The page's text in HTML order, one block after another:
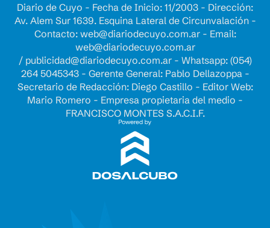
Diario de Cuyo - Fecha de Inicio: 11/2003 - Dirección:
Av. Alem Sur 1639. Esquina Lateral de Circunvalación -
Contacto: web@diariodecuyo.com.ar- Email:
web@diariodecuyo.com.ar
/ publicidad@diariodecuyo.com.ar- Whatsapp: (054)
264 5045343 - Gerente General: Pablo Dellazoppa -
Secretario de Redacción: Diego Castillo - Editor Web:
Mario Romero - Empresa propietaria del medio -
FRANCISCO MONTES S.A.C.I.F.